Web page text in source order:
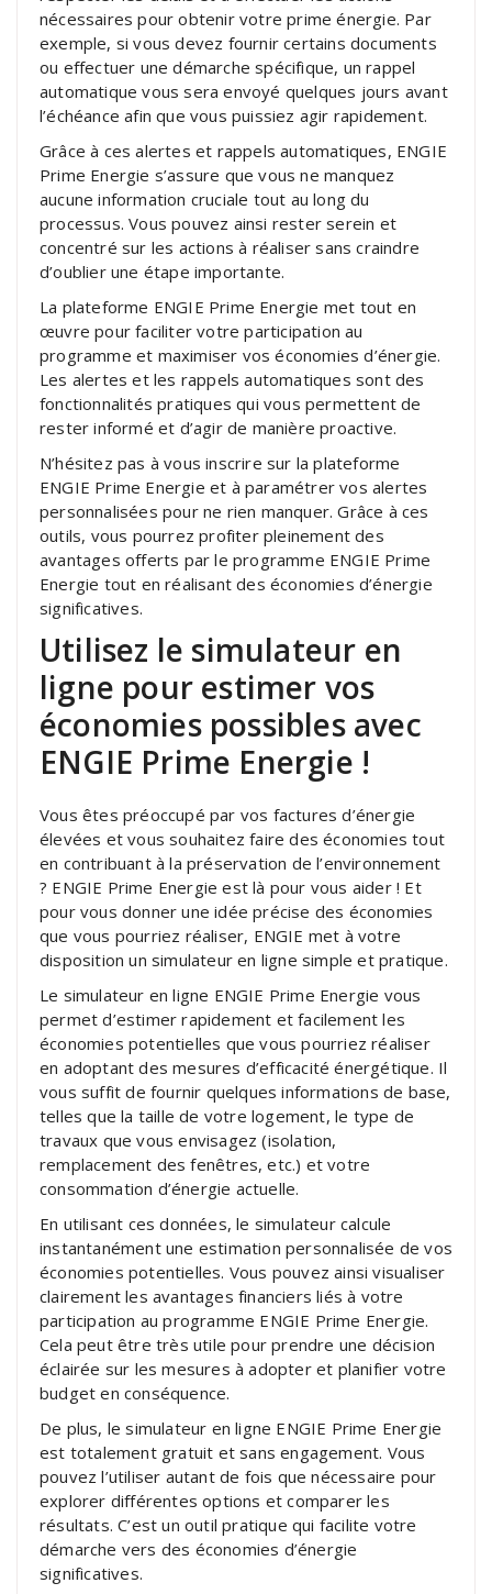
nécessaires pour obtenir votre prime énergie. Par
exemple, si vous devez fournir certains documents
ou effectuer une démarche spécifique, un rappel
automatique vous sera envoyé quelques jours avant
l’échéance afin que vous puissiez agir rapidement.
Grâce à ces alertes et rappels automatiques, ENGIE
Prime Energie s’assure que vous ne manquez
aucune information cruciale tout au long du
processus. Vous pouvez ainsi rester serein et
concentré sur les actions à réaliser sans craindre
d’oublier une étape importante.
La plateforme ENGIE Prime Energie met tout en
œuvre pour faciliter votre participation au
programme et maximiser vos économies d’énergie.
Les alertes et les rappels automatiques sont des
fonctionnalités pratiques qui vous permettent de
rester informé et d’agir de manière proactive.
N’hésitez pas à vous inscrire sur la plateforme
ENGIE Prime Energie et à paramétrer vos alertes
personnalisées pour ne rien manquer. Grâce à ces
outils, vous pourrez profiter pleinement des
avantages offerts par le programme ENGIE Prime
Energie tout en réalisant des économies d’énergie
significatives.
Utilisez le simulateur en
ligne pour estimer vos
économies possibles avec
ENGIE Prime Energie !
Vous êtes préoccupé par vos factures d’énergie
élevées et vous souhaitez faire des économies tout
en contribuant à la préservation de l’environnement
? ENGIE Prime Energie est là pour vous aider ! Et
pour vous donner une idée précise des économies
que vous pourriez réaliser, ENGIE met à votre
disposition un simulateur en ligne simple et pratique.
Le simulateur en ligne ENGIE Prime Energie vous
permet d’estimer rapidement et facilement les
économies potentielles que vous pourriez réaliser
en adoptant des mesures d’efficacité énergétique. Il
vous suffit de fournir quelques informations de base,
telles que la taille de votre logement, le type de
travaux que vous envisagez (isolation,
remplacement des fenêtres, etc.) et votre
consommation d’énergie actuelle.
En utilisant ces données, le simulateur calcule
instantanément une estimation personnalisée de vos
économies potentielles. Vous pouvez ainsi visualiser
clairement les avantages financiers liés à votre
participation au programme ENGIE Prime Energie.
Cela peut être très utile pour prendre une décision
éclairée sur les mesures à adopter et planifier votre
budget en conséquence.
De plus, le simulateur en ligne ENGIE Prime Energie
est totalement gratuit et sans engagement. Vous
pouvez l’utiliser autant de fois que nécessaire pour
explorer différentes options et comparer les
résultats. C’est un outil pratique qui facilite votre
démarche vers des économies d’énergie
significatives.